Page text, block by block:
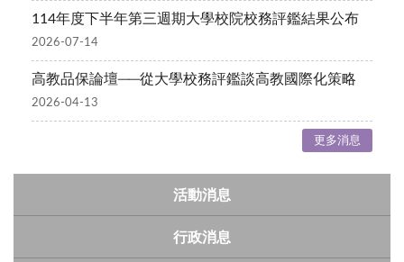
114年度下半年第三週期大學校院校務評鑑結果公布
2026-07-14
高教品保論壇──從大學校務評鑑談高教國際化策略
2026-04-13
更多消息
活動消息
行政消息